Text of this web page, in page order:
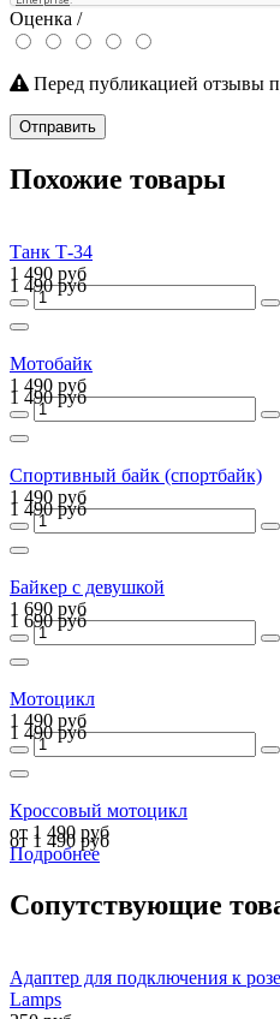
Оценка /
Перед публикацией отзывы
Отправить
Похожие товары
Танк Т-34
1 490 руб
1 490 руб
Мотобайк
1 490 руб
1 490 руб
Спортивный байк (спортбайк)
1 490 руб
1 490 руб
Байкер с девушкой
1 690 руб
1 690 руб
Мотоцикл
1 490 руб
1 490 руб
Кроссовый мотоцикл
от 1 490 руб
от 1 490 руб
Подробнее
Сопутствующие
Адаптер для подключения к
Lamps